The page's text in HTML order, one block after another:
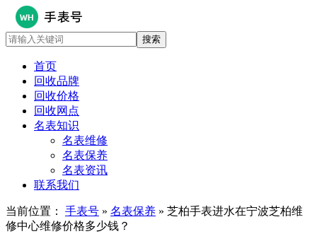
首页
回收品牌
回收价格
回收网点
名表知识
名表维修
名表保养
名表资讯
联系我们
当前位置： 手表号 » 名表保养 » 芝柏手表进水在宁波芝柏维
修中心维修价格多少钱？